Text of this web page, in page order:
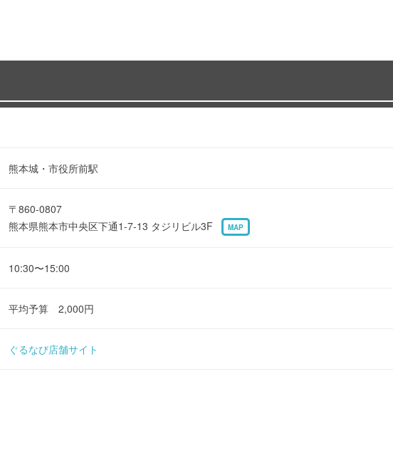
熊本城・市役所前駅
〒860-0807
熊本県熊本市中央区下通1-7-13 タジリビル3F
MAP
10:30〜15:00
平均予算 2,000円
ぐるなび店舗サイト